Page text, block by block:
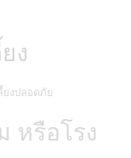
ง
งปลอดภัย
หรือโรง